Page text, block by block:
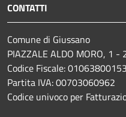
CONTATTI
Comune di Giussano
PIAZZALE ALDO MORO, 1
Codice Fiscale: 01063800153
Partita IVA: 00703060962
Codice univoco per